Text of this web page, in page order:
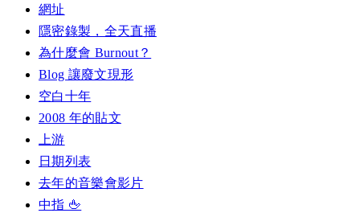
網址
隱密錄製，全天直播
為什麼會 Burnout？
Blog 讓廢文現形
空白十年
2008 年的貼文
上游
日期列表
去年的音樂會影片
中指 🖕